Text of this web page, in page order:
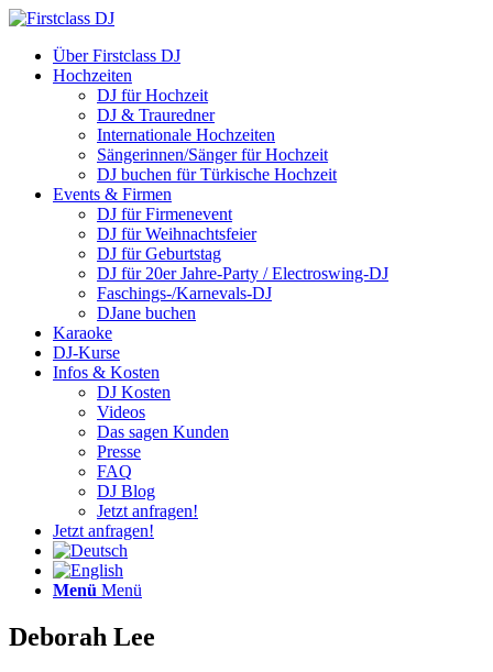
Über Firstclass DJ
Hochzeiten
DJ für Hochzeit
DJ & Trauredner
Internationale Hochzeiten
Sängerinnen/Sänger für Hochzeit
DJ buchen für Türkische Hochzeit
Events & Firmen
DJ für Firmenevent
DJ für Weihnachtsfeier
DJ für Geburtstag
DJ für 20er Jahre-Party / Electroswing-DJ
Faschings-/Karnevals-DJ
DJane buchen
Karaoke
DJ-Kurse
Infos & Kosten
DJ Kosten
Videos
Das sagen Kunden
Presse
FAQ
DJ Blog
Jetzt anfragen!
Jetzt anfragen!
Menü Menü
Deborah Lee